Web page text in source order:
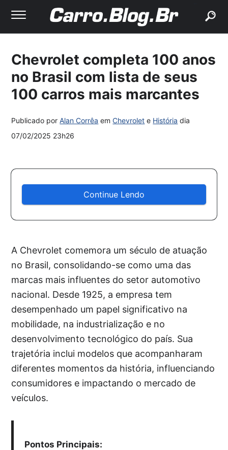
Chevrolet completa 100 anos
no Brasil com lista de seus
100 carros mais marcantes
Publicado porAlan Corrêa emChevrolet e História dia
07/02/2025 23h26
Continue Lendo
A Chevrolet comemora um século de atuação
no Brasil, consolidando-se como uma das
marcas mais influentes do setor automotivo
nacional. Desde 1925, a empresa tem
desempenhado um papel significativo na
mobilidade, na industrialização e no
desenvolvimento tecnológico do país. Sua
trajetória inclui modelos que acompanharam
diferentes momentos da história, influenciando
consumidores e impactando o mercado de
veículos.
Pontos Principais: